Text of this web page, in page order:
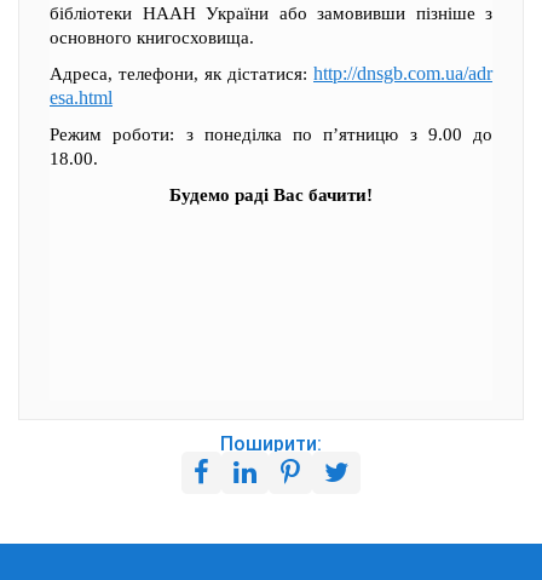
бібліотеки НААН України або замовивши пізніше з
основного книгосховища.
Адреса, телефони, як дістатися: http://dnsgb.com.ua/adr
esa.html
Режим роботи: з понеділка по п’ятницю з 9.00 до
18.00.
Будемо раді Вас бачити!
Поширити: